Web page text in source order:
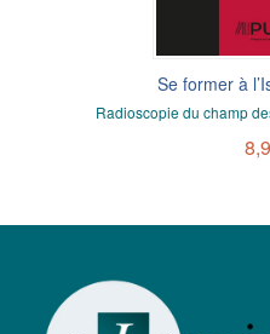
Se former à
Radioscopie du champ